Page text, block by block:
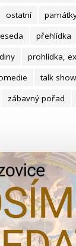
ostatní
přehlídka
prohlídka,
talk show
zábavný pořad